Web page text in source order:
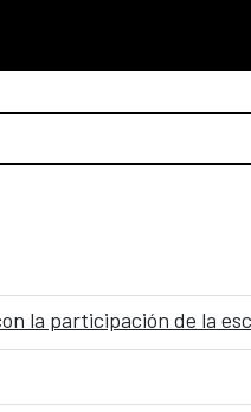
la participación de la